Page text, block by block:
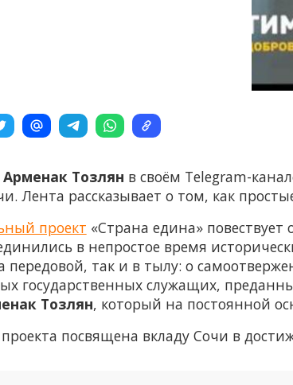
Арменак Тозлян в своём Telegram-
Лента рассказывает о том, как
проект «Страна едина»
в непростое время
передовой, так и в тылу: о
государственных служащих,
Тозлян, который на постоянной
посвящена вкладу Сочи в